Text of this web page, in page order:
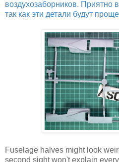
воздухозаборников. Приятно
так как эти детали будут
Fuselage halves might look
second sight won't explain